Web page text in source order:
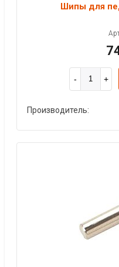
Шипы для
Производитель: